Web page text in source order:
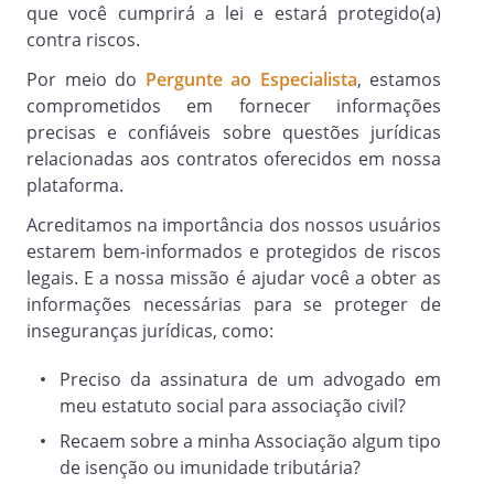
(ii) Associados Beneméritos: os que
contribuem com donativos e doações;
(iii) Associados Contribuintes: as pessoas
físicas ou jurídicas que contribuem,
mensalmente, com a quantia fixada pela
Assembleia Geral;
recebem gratuitamente os benefícios
alcançados pela entidade, junto aos
associados contribuintes, órgãos
públicos e privados;
Artigo 7º.
Com relação a admissão dos
Associados, poderão filiar-se somente
pessoas maiores de
que você cumprirá a lei e estará protegido(a)
contra riscos.
Por meio do Pergunte ao Especialista, estamos
comprometidos em fornecer informações
precisas e confiáveis sobre questões jurídicas
relacionadas aos contratos oferecidos em nossa
plataforma.
Acreditamos na importância dos nossos usuários
estarem bem-informados e protegidos de riscos
legais. E a nossa missão é ajudar você a obter as
informações necessárias para se proteger de
inseguranças jurídicas, como:
Preciso da assinatura de um advogado em
meu estatuto social para associação civil?
Recaem sobre a minha Associação algum tipo
de isenção ou imunidade tributária?